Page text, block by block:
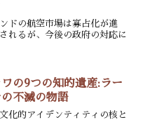
ドの航空市場は寡占化が進
れるが、今後の政府の対応に
の9つの知的遺産:ラー
不滅の物語
化的アイデンティティの核と